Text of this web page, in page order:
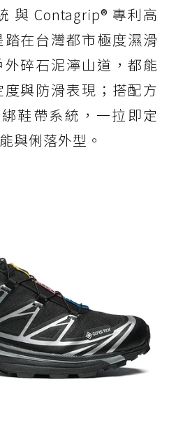
與 Contagrip® 專利高
在台灣都市極度濕滑
碎石泥濘山道，都能
與防滑表現；搭配方
鞋帶系統，一拉即定
與俐落外型。